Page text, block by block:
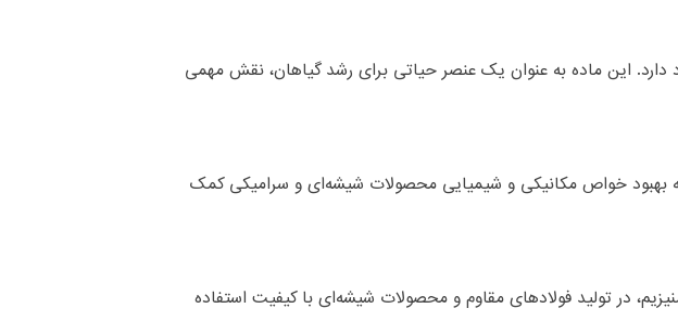
دارد. این ماده به عنوان یک عنصر حیاتی برای رشد گیاهان، نقش مهمی
بهبود خواص مکانیکی و شیمیایی محصولات شیشه‌ای و سرامیکی کمک
در تولید فولادهای مقاوم و محصولات شیشه‌ای با کیفیت استفاده